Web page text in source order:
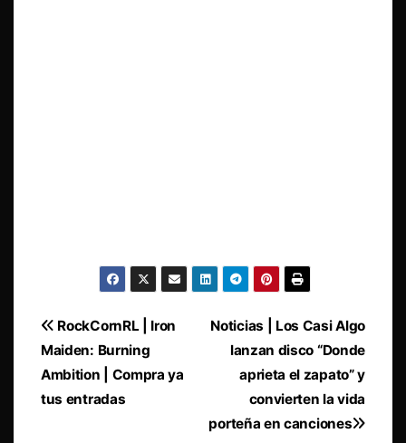
Navegación
de
entradas
Noticias | Los Casi Algo
lanzan disco “Donde
aprieta el zapato” y
convierten la vida
porteña en canciones
RockCornRL | Iron
Maiden: Burning
Ambition | Compra ya
tus entradas